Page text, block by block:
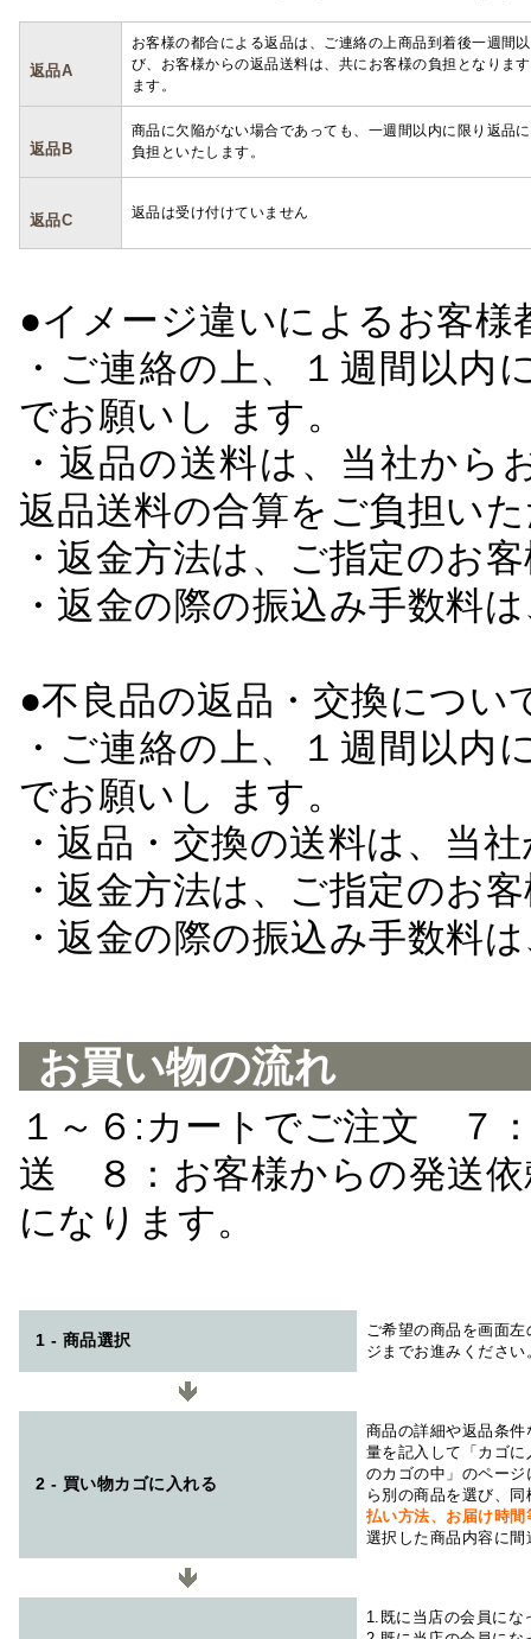
返品A
お客様の都合による返品は、ご連絡の上商品到着後一週間
び、お客様からの返品送料は、共にお客様の負担となりま
ます。
返品B
商品に欠陥がない場合であっても、一週間以内に限り返品
負担といたします。
返品C 返品は受け付けていません
●イメージ違いによるお客
・ご連絡の上、１週間以
でお願いし ます。
・返品の送料は、当社か
返品送料の合算をご負担い
・返金方法は、ご指定のお
・返金の際の振込み手数料
●不良品の返品・交換につい
・ご連絡の上、１週間以
でお願いし ます。
・返品・交換の送料は、当
・返金方法は、ご指定のお
・返金の際の振込み手数料
お買い物の流れ
１～６:カートでご注文 ７
送 ８：お客様からの発送
になります。
1 - 商品選択
ご希望の商品を画面
ジまでお進みください
2 - 買い物カゴに入れる
商品の詳細や返品条
量を記入して「カゴ
のカゴの中」のペー
ら別の商品を選び、
払い方法、お届け時
選択した商品内容に
1.既に当店の会員にな